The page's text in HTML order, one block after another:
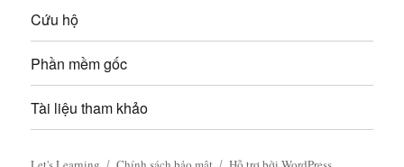
i
ế
t
Cứu hộ
Phần mềm gốc
Tài liệu tham khảo